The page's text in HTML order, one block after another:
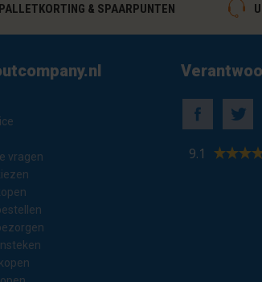
& SPAARPUNTEN
vragen
9.1